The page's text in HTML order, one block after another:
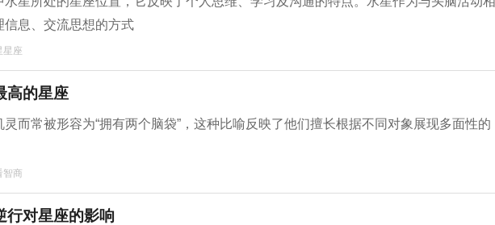
信息、交流思想的方式
星座
高的星座
而常被形容为“拥有两个脑袋”，这种比喻反映了他们擅长根据不同对象展现多面性的
智商
行对星座的影响